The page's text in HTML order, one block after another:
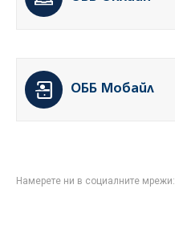
ОББ Мобайл
Намерете ни в социалните мрежи: